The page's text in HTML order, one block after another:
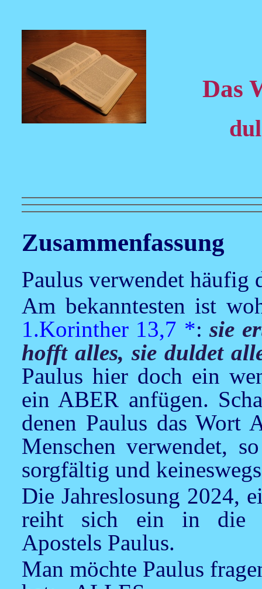
Das
Zusammenfassung
Paulus verwendet häufig
Am bekanntesten ist
1.Korinther 13,7 *:sie
hofft alles, sie duldet
Paulus hier doch ein
ein ABER anfügen.
denen Paulus das
Menschen verwendet,
sorgfältig und
Die Jahreslosung 2024,
reiht sich ein in die
Apostels Paulus.
Man möchte Paulus